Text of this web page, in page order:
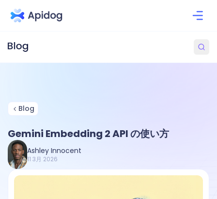
Blog
Gemini Embedding 2 API の使い方
Ashley Innocent
11 3月 2026